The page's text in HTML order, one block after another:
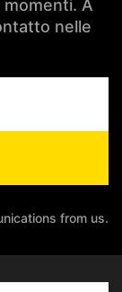
momenti. A
nelle
from us.